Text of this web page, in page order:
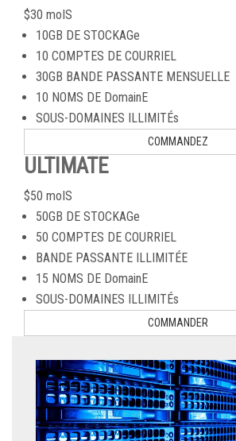
$30 moIS
10GB DE STOCKAGe
10 COMPTES DE COURRIEL
30GB BANDE PASSANTE MENSUELLE
10 NOMS DE DomainE
SOUS-DOMAINES ILLIMITÉs
COMMANDEZ
ULTIMATE
$50 moIS
50GB DE STOCKAGe
50 COMPTES DE COURRIEL
BANDE PASSANTE ILLIMITÉE
15 NOMS DE DomainE
SOUS-DOMAINES ILLIMITÉs
COMMANDER